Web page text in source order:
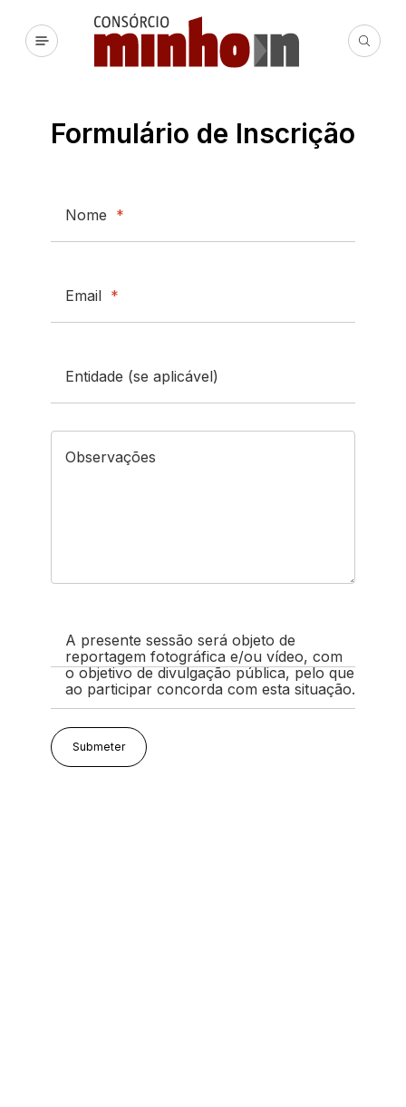
Formulário de Inscrição
Nome *
Email *
Entidade (se aplicável)
Observações
A presente sessão será objeto de
reportagem fotográfica e/ou vídeo, com
o objetivo de divulgação pública, pelo que
ao participar concorda com esta situação.